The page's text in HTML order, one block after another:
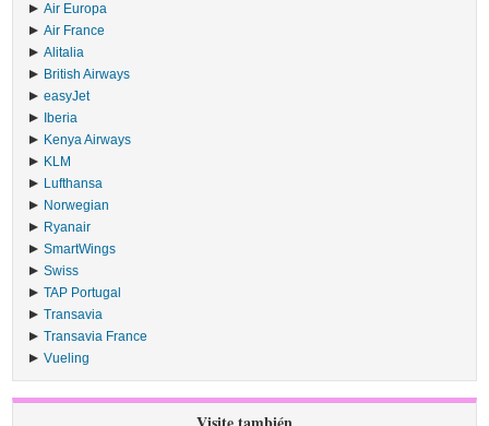
Air Europa
Air France
Alitalia
British Airways
easyJet
Iberia
Kenya Airways
KLM
Lufthansa
Norwegian
Ryanair
SmartWings
Swiss
TAP Portugal
Transavia
Transavia France
Vueling